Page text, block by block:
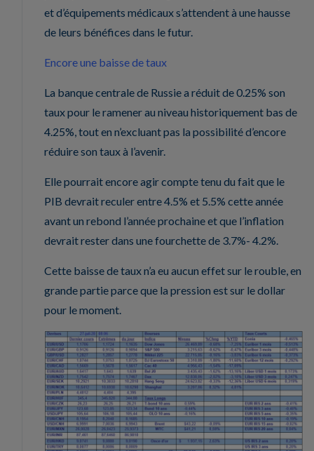
et d’équipements médicaux s’attendent à une hausse
de leurs bénéfices dans le futur.
Encore une baisse de taux
La banque centrale de Russie a réduit de 0.25% son
taux pour le ramener au niveau historiquement bas de
4.25%, tout en n’excluant pas la possibilité d’encore
réduire son taux à l’avenir.
Elle pourrait encore agir compte tenu du fait que le
PIB devrait reculer entre 4.5% et 5.5% cette année
avant un rebond l’année prochaine et que l’inflation
devrait rester dans une fourchette de 3.7%- 4.2%.
Cette baisse de taux n’a eu aucun effet sur le rouble, en
grande partie parce que la pression est sur le dollar
pour le moment.